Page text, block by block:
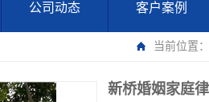
公司动态 客户案例
当前位置：
新桥婚姻家庭